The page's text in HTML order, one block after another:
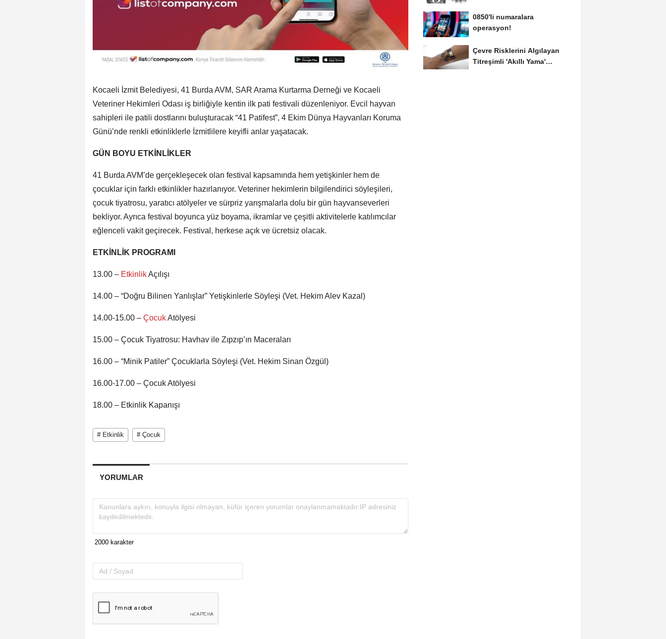
Kocaeli İzmit Belediyesi, 41 Burda AVM, SAR Arama Kurtarma Derneği ve Kocaeli
Veteriner Hekimleri Odası iş birliğiyle kentin ilk pati festivali düzenleniyor. Evcil hayvan
sahipleri ile patili dostlarını buluşturacak “41 Patifest”, 4 Ekim Dünya Hayvanları Koruma
Günü’nde renkli etkinliklerle İzmitlilere keyifli anlar yaşatacak.
GÜN BOYU ETKİNLİKLER
41 Burda AVM’de gerçekleşecek olan festival kapsamında hem yetişkinler hem de
çocuklar için farklı etkinlikler hazırlanıyor. Veteriner hekimlerin bilgilendirici söyleşileri,
çocuk tiyatrosu, yaratıcı atölyeler ve sürpriz yarışmalarla dolu bir gün hayvanseverleri
bekliyor. Ayrıca festival boyunca yüz boyama, ikramlar ve çeşitli aktivitelerle katılımcılar
eğlenceli vakit geçirecek. Festival, herkese açık ve ücretsiz olacak.
ETKİNLİK PROGRAMI
13.00 – EtkinlikAçılışı
14.00 – “Doğru Bilinen Yanlışlar” Yetişkinlerle Söyleşi (Vet. Hekim Alev Kazal)
14.00-15.00 – ÇocukAtölyesi
15.00 – Çocuk Tiyatrosu: Havhav ile Zıpzıp’ın Maceraları
16.00 – “Minik Patiler” Çocuklarla Söyleşi (Vet. Hekim Sinan Özgül)
16.00-17.00 – Çocuk Atölyesi
18.00 – Etkinlik Kapanışı
# Etkinlik # Çocuk
YORUMLAR
0850'li numaralara
operasyon!
Çevre Risklerini Algılayan
Titreşimli 'Akıllı Yama'